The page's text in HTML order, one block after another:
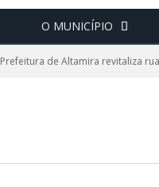
O MUNICÍPIO
Prefeitura de Altamira revitaliza